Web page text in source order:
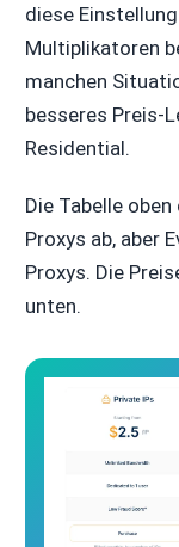
diese
Multiplikatoren
manchen
besseres Preis-
Residential.
Die Tabelle
Proxys ab, aber
Proxys. Die
unten.